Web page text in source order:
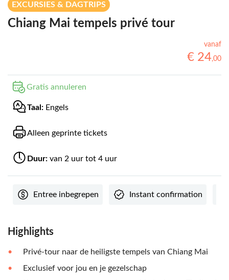
EXCURSIES & DAGTRIPS
Chiang Mai tempels privé tour
vanaf
€ 24,00
Gratis annuleren
Taal: Engels
Alleen geprinte tickets
Duur: van 2 uur tot 4 uur
Entree inbegrepen Instant confirmation
Highlights
Privé-tour naar de heiligste tempels van Chiang Mai
Exclusief voor jou en je gezelschap